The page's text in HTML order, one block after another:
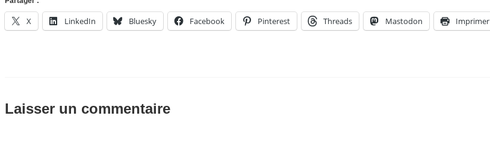
X LinkedIn Bluesky Facebook Pinterest Threads Mastodon Imprimer
Laisser un commentaire